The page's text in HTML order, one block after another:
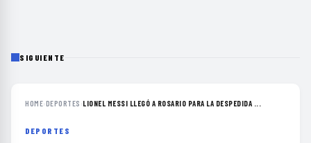
SIGUIENTE
HOME›DEPORTES ›LIONEL MESSI LLEGÓ A ROSARIO PARA LA DESPEDIDA ...
DEPORTES